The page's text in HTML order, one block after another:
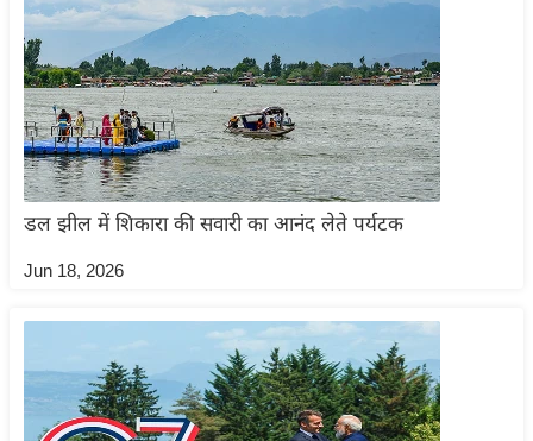
N
e
w
s
ला
इ
फ
स्टा
इ
क्नॉ
लॉ
जी
डल झील में शिकारा की सवारी का आनंद लेते पर्यटक
Jun 18, 2026